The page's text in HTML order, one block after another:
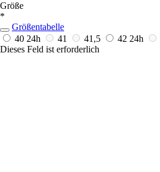
Größe
*
Größentabelle
40 24h 41 41,5 42 24h
Dieses Feld ist erforderlich